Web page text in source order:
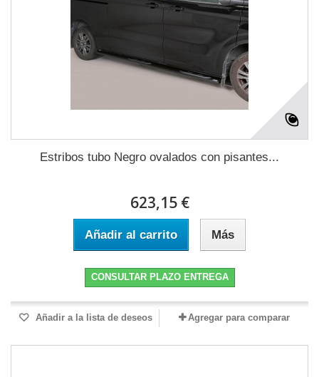
Estribos tubo Negro ovalados con pisantes...
623,15 €
Añadir al carrito Más
CONSULTAR PLAZO ENTREGA
Añadir a la lista de deseos Agregar para comparar